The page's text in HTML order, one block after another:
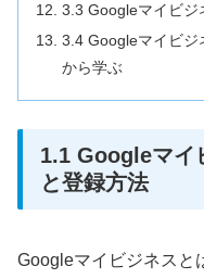
3.3 Googleマイビジ
3.4 Googleマイビジ
から学ぶ
1.1 Googleマイ
と登録方法
Googleマイビジネスと